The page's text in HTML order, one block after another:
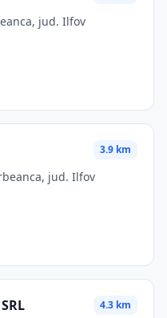
jud. Ilfov
3.9 km
jud. Ilfov
4.3 km